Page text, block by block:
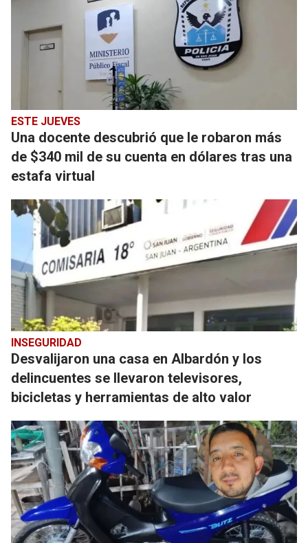
ESTE JUEVES
Una docente descubrió que le robaron más
de $340 mil de su cuenta en dólares tras una
estafa virtual
INSEGURIDAD
Desvalijaron una casa en Albardón y los
delincuentes se llevaron televisores,
bicicletas y herramientas de alto valor